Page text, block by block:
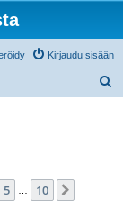
Kirjaudu sisään
5 10